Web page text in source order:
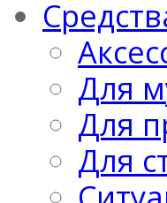
Для
Для
Для